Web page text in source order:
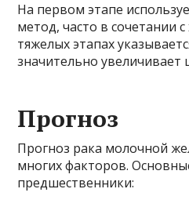
На первом этапе
метод, часто в сочетании
тяжелых этапах
значительно
Прогноз
Прогноз рака молочной
многих факторов.
предшественники: